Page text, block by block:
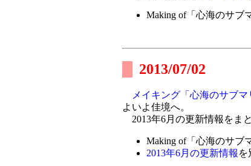
Making of「心海のサブ
2013/07/02
メイキング「心海のサブマ
よいよ佳境へ。
2013年6月の更新情報をま
Making of「心海のサブ
2013年6月の更新情報 を